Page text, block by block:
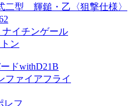
二型 輝鎚・乙〈狙撃仕様〉
ナイチンゲール
ン
ドwithD21B
ファイアフライ
レフ